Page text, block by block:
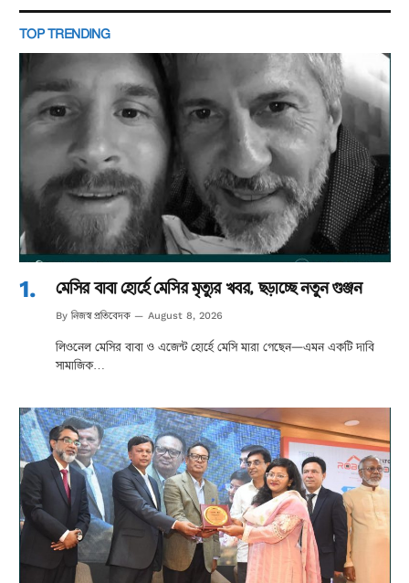
TOP TRENDING
মেসির বাবা হোর্হে মেসির মৃত্যুর খবর, ছড়াচ্ছে নতুন গুঞ্জন
By নিজস্ব প্রতিবেদক August 8, 2026
লিওনেল মেসির বাবা ও এজেন্ট হোর্হে মেসি মারা গেছেন—এমন একটি দাবি
সামাজিক…